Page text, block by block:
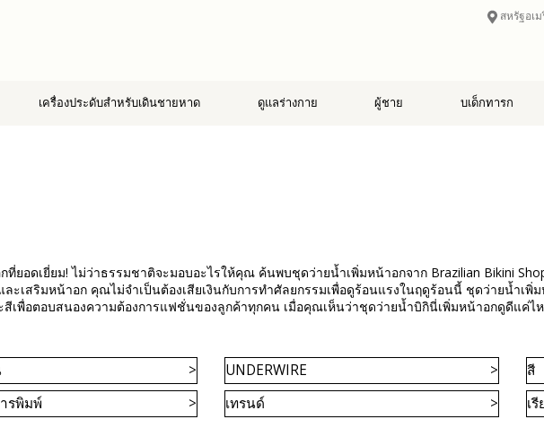
สหรัฐอเ
เครื่องประดับสำหรับเดินชายหาด ดูแลร่างกาย ผู้ชาย บเด็กทารก
อดเยี่ยม! ไม่ว่าธรรมชาติจะมอบอะไรให้คุณ ค้นพบชุดว่ายน้ำเพิ่มหน้าอกจาก Brazilian Bikini
เสริมหน้าอก คุณไม่จำเป็นต้องเสียเงินกับการทำศัลยกรรมเพื่อดูร้อนแรงในฤดูร้อนนี้ ชุดว่ายน้ำเ
เพื่อตอบสนองความต้องการแฟชั่นของลูกค้าทุกคน เมื่อคุณเห็นว่าชุดว่ายน้ำบิกินี่เพิ่มหน้าอกดูดีแค่
UNDERWIRE
สี
รพิมพ์ เทรนด์ เ